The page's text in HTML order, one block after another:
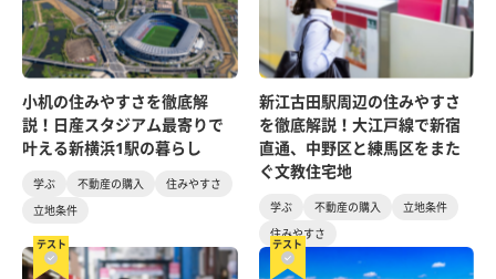
小机の住みやすさを徹底解
説！日産スタジアム最寄りで
叶える新横浜1駅の暮らし
学ぶ 不動産の購入
住みやすさ
立地条件
新江古田駅周辺の住みやすさ
を徹底解説！大江戸線で新宿
直通、中野区と練馬区をまた
ぐ文教住宅地
学ぶ 不動産の購入
立地条件
住みやすさ
テスト テスト